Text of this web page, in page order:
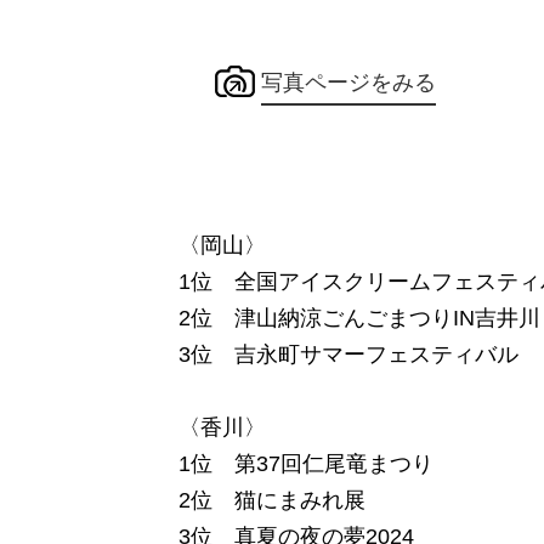
写真ページをみる
〈岡山〉
1位 全国アイスクリームフェスティ
2位 津山納涼ごんごまつりIN吉井川
3位 吉永町サマーフェスティバル
〈香川〉
1位 第37回仁尾竜まつり
2位 猫にまみれ展
3位 真夏の夜の夢2024